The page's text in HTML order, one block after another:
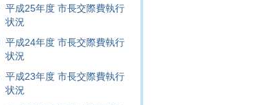
平成25年度 市長交際費執行
状況
平成24年度 市長交際費執行
状況
平成23年度 市長交際費執行
状況